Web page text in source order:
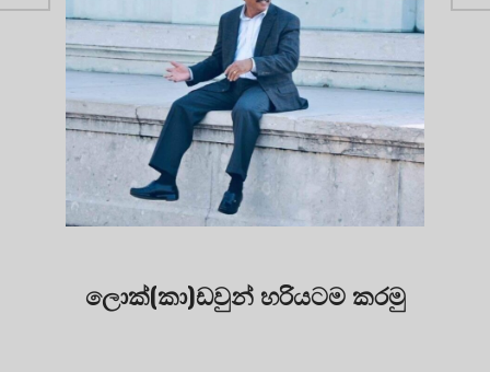
ලොක්(කා)ඩවුන් හරියටම කරමු